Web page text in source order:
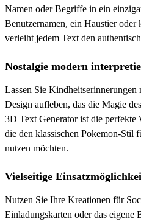
Namen oder Begriffe in ein
Benutzernamen, ein Haustier oder
verleiht jedem Text den
Nostalgie modern
Lassen Sie
Design aufleben, das die Magie
3D Text Generator ist die perfekte
die den klassischen Pokemon-Stil
nutzen möchten.
Vielseitige
Nutzen Sie Ihre Kreationen für
Einladungskarten oder das eigene